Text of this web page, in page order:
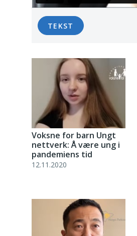
TEKST
Voksne for barn Ungt
nettverk: Å være ung i
pandemiens tid
12.11.2020